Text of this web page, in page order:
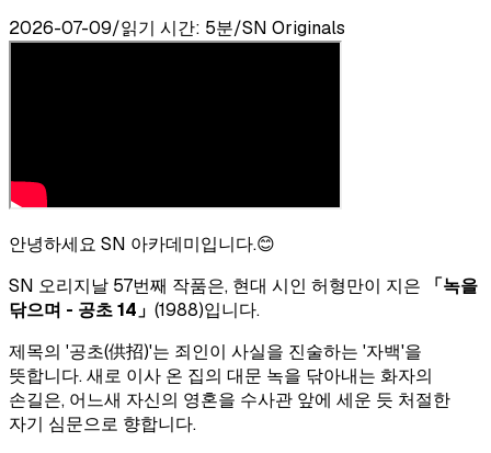
2026-07-09/읽기 시간: 5분/SN Originals
안녕하세요 SN 아카데미입니다.😊
SN 오리지날 57번째 작품은, 현대 시인 허형만이 지은
「녹을
닦으며 - 공초 14」 (1988)입니다.
제목의 '공초(供招)'는 죄인이 사실을 진술하는 '자백'을
뜻합니다. 새로 이사 온 집의 대문 녹을 닦아내는 화자의
손길은, 어느새 자신의 영혼을 수사관 앞에 세운 듯 처절한
자기 심문으로 향합니다.